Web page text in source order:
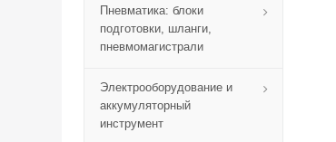
Пневматика: блоки
подготовки, шланги,
пневмомагистрали
Электрооборудование и
аккумуляторный
инструмент